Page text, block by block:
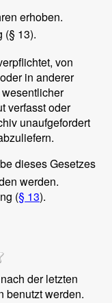
erhoben.
(§ 13).
von
in anderer
verfasst oder
unaufgefordert
dieses Gesetzes
werden.
(§ 13).
der letzten
benutzt werden.